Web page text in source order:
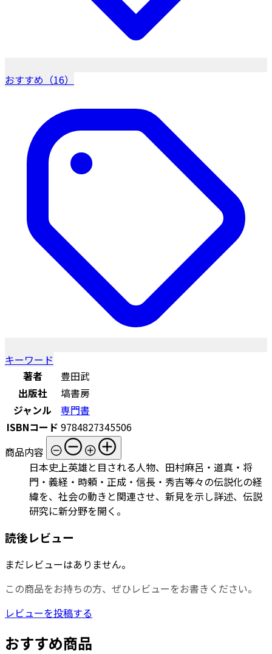
おすすめ（16）
キーワード
著者
豊田武
出版社
塙書房
ジャンル
専門書
ISBNコード 9784827345506
商品内容
日本史上英雄と目される人物、田村麻呂・道真・将
門・義経・時頼・正成・信長・秀吉等々の伝説化の経
緯を、社会の動きと関連させ、新見を示し詳述、伝説
研究に新分野を開く。
読後レビュー
まだレビューはありません。
この商品をお持ちの方、ぜひレビューをお書きください。
レビューを投稿する
おすすめ商品